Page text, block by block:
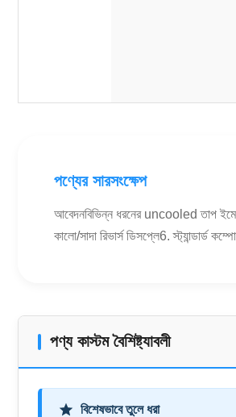
পণ্যের সারসংক্ষেপ
আবেদনবিভিন্ন ধরনের uncooled তাপ
কালো/সাদা রিভার্স ডিসপ্লে6. স্ট্যান্ডার্ড
পণ্য কাস্টম বৈশিষ্ট্যাবলী
বিশেষভাবে তুলে ধরা